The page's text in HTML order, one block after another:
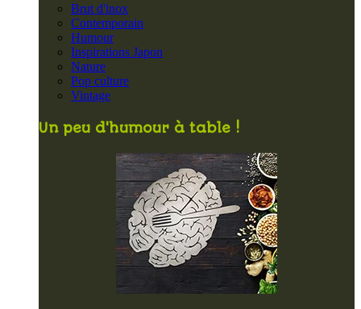
Brut d'inox
Contemporain
Humour
Inspirations Japon
Nature
Pop culture
Vintage
Un peu d'humour à table !